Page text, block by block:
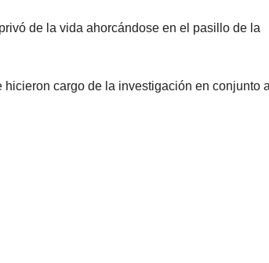
de la vida ahorcándose en el pasillo de la
cargo de la investigación en conjunto